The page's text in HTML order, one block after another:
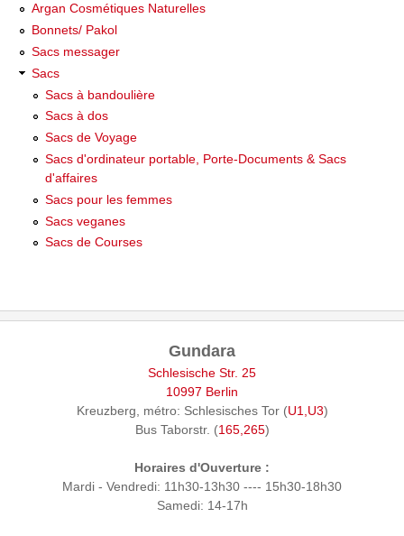
Argan Cosmétiques Naturelles
Bonnets/ Pakol
Sacs messager
Sacs
Sacs à bandoulière
Sacs à dos
Sacs de Voyage
Sacs d'ordinateur portable, Porte-Documents & Sacs
d'affaires
Sacs pour les femmes
Sacs veganes
Sacs de Courses
Gundara
Schlesische Str. 25
10997 Berlin
Kreuzberg, métro: Schlesisches Tor (U1,U3)
Bus Taborstr. (165,265)
Horaires d'Ouverture :
Mardi - Vendredi: 11h30-13h30 ---- 15h30-18h30
Samedi: 14-17h